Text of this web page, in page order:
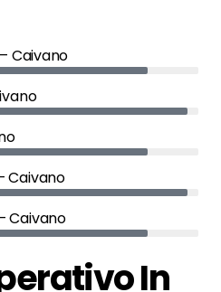
Caivano
Caivano
Caivano
In